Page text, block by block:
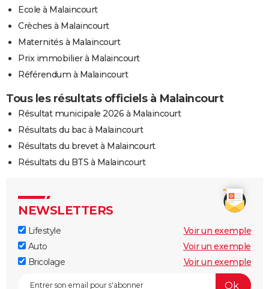
Ecole à Malaincourt
Crèches à Malaincourt
Maternités à Malaincourt
Prix immobilier à Malaincourt
Référendum à Malaincourt
Tous les résultats officiels à Malaincourt
Résultat municipale 2026 à Malaincourt
Résultats du bac à Malaincourt
Résultats du brevet à Malaincourt
Résultats du BTS à Malaincourt
NEWSLETTERS
Lifestyle
Voir un exemple
Auto
Voir un exemple
Bricolage
Voir un exemple